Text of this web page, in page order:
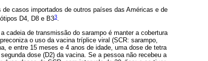
casos importados de outros países das Américas e de
D4, D8 e B33.
cadeia de transmissão do sarampo é manter a cobertura
o uso da vacina tríplice viral (SCR: sarampo,
e entre 15 meses e 4 anos de idade, uma dose de tetra
dose (D2) da vacina. Se a pessoa não recebeu a